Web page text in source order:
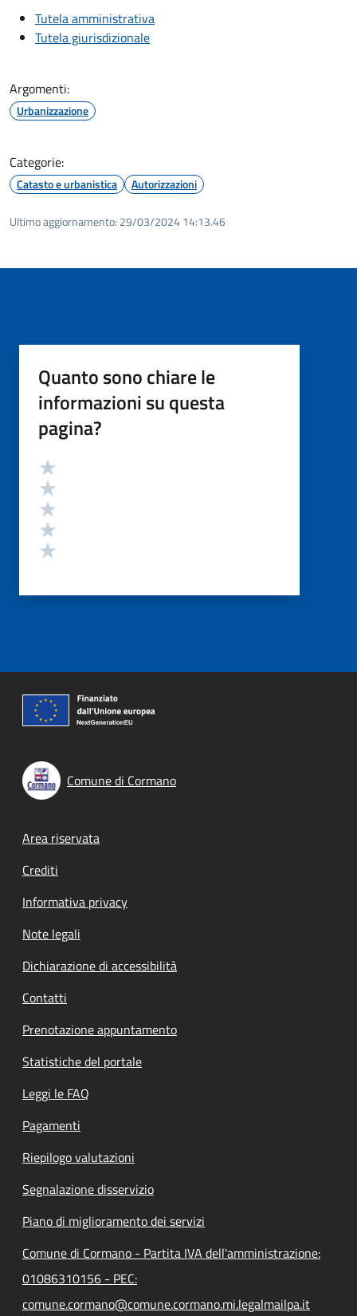
Tutela amministrativa
Tutela giurisdizionale
Argomenti:
Urbanizzazione
Categorie:
Catasto e urbanistica Autorizzazioni
Ultimo aggiornamento: 29/03/2024 14:13.46
Quanto sono chiare le
informazioni su questa
pagina?
Valutazione
Comune di Cormano
Footer menu
Area riservata
Crediti
Informativa privacy
Note legali
Dichiarazione di accessibilità
Contatti
Prenotazione appuntamento
Statistiche del portale
Leggi le FAQ
Pagamenti
Riepilogo valutazioni
Segnalazione disservizio
Piano di miglioramento dei servizi
Comune di Cormano - Partita IVA dell'amministrazione:
01086310156 - PEC:
comune.cormano@comune.cormano.mi.legalmailpa.it